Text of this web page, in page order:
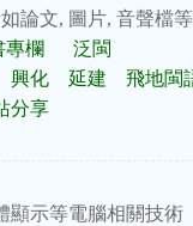
論文, 圖片, 音聲檔
專欄
泛閩
興化 延建
飛地閩
分享
顯示等電腦相關技術